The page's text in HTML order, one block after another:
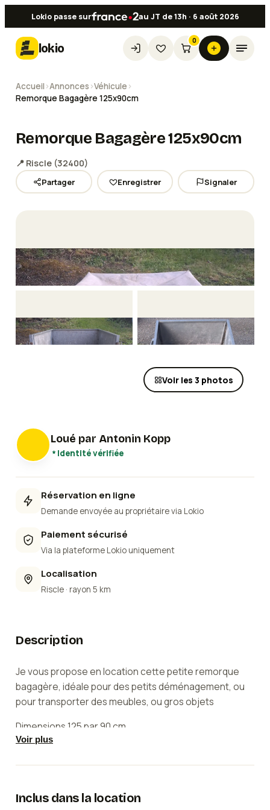
Lokio passe sur au JT de 13h · 6 août 2026
lokio
0
Accueil ›Annonces ›Véhicule ›
Remorque Bagagère 125x90cm
Remorque Bagagère 125x90cm
📍 Riscle (32400)
Partager Enregistrer Signaler
Voir les 3 photos
Loué par Antonin Kopp
Identité vérifiée
Réservation en ligne
Demande envoyée au propriétaire via Lokio
Paiement sécurisé
Via la plateforme Lokio uniquement
Localisation
Riscle · rayon 5 km
Description
Je vous propose en location cette petite remorque
bagagère, idéale pour des petits déménagement, ou
pour transporter des meubles, ou gros objets
Dimensions 125 par 90 cm.
bâche de protection, etc
L'état des lieux sera fait avant et après la location,
avec vous
Voir plus
Inclus dans la location